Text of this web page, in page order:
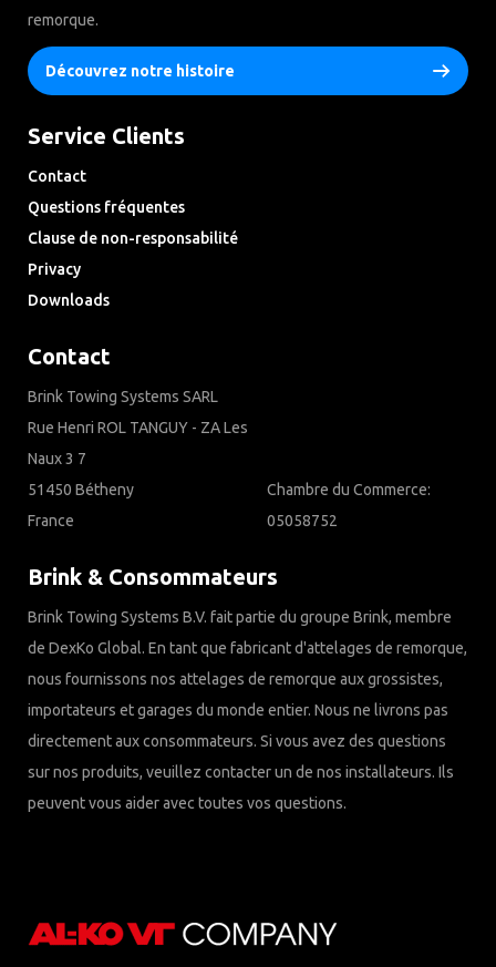
remorque.
Découvrez notre histoire
Service Clients
Contact
Questions fréquentes
Clause de non-responsabilité
Privacy
Downloads
Contact
Brink Towing Systems SARL
Rue Henri ROL TANGUY - ZA Les
Naux 3 7
51450 Bétheny
France
Chambre du Commerce:
05058752
Brink & Consommateurs
Brink Towing Systems B.V. fait partie du groupe Brink, membre
de DexKo Global. En tant que fabricant d'attelages de remorque,
nous fournissons nos attelages de remorque aux grossistes,
importateurs et garages du monde entier. Nous ne livrons pas
directement aux consommateurs. Si vous avez des questions
sur nos produits, veuillez contacter un de nos installateurs. Ils
peuvent vous aider avec toutes vos questions.